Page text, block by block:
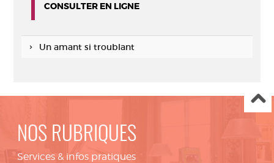
CONSULTER EN LIGNE
Un amant si troublant
NOS RUBRIQUES
Services & infos pratiques